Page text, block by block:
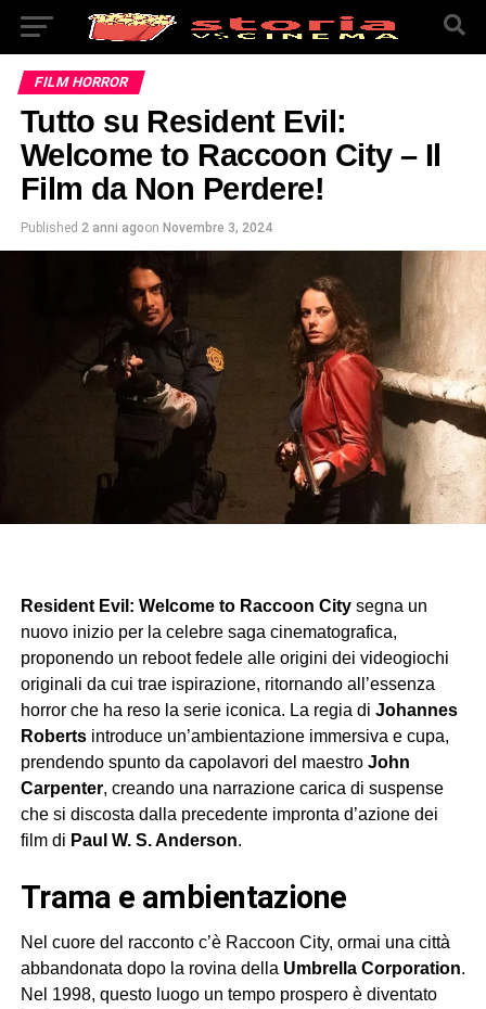
FILM HORROR
Tutto su Resident Evil:
Welcome to Raccoon City – Il
Film da Non Perdere!
Published 2 anni agoon Novembre 3, 2024
Resident Evil: Welcome to Raccoon Citysegna un
nuovo inizio per la celebre saga cinematografica,
proponendo un reboot fedele alle origini dei videogiochi
originali da cui trae ispirazione, ritornando all’essenza
horror che ha reso la serie iconica. La regia di Johannes
Robertsintroduce un’ambientazione immersiva e cupa,
prendendo spunto da capolavori del maestro John
Carpenter, creando una narrazione carica di suspense
che si discosta dalla precedente impronta d’azione dei
film di Paul W. S. Anderson.
trama e ambientazione
Nel cuore del racconto c’è Raccoon City, ormai una città
abbandonata dopo la rovina della Umbrella Corporation.
Nel 1998, questo luogo un tempo prospero è diventato